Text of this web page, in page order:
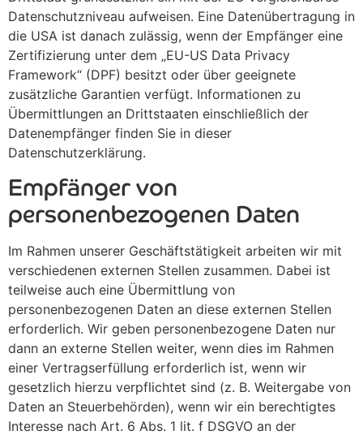
Datenschutzniveau aufweisen. Eine Datenübertragung in
die USA ist danach zulässig, wenn der Empfänger eine
Zertifizierung unter dem „EU-US Data Privacy
Framework“ (DPF) besitzt oder über geeignete
zusätzliche Garantien verfügt. Informationen zu
Übermittlungen an Drittstaaten einschließlich der
Datenempfänger finden Sie in dieser
Datenschutzerklärung.
Empfänger von
personenbezogenen Daten
Im Rahmen unserer Geschäftstätigkeit arbeiten wir mit
verschiedenen externen Stellen zusammen. Dabei ist
teilweise auch eine Übermittlung von
personenbezogenen Daten an diese externen Stellen
erforderlich. Wir geben personenbezogene Daten nur
dann an externe Stellen weiter, wenn dies im Rahmen
einer Vertragserfüllung erforderlich ist, wenn wir
gesetzlich hierzu verpflichtet sind (z. B. Weitergabe von
Daten an Steuerbehörden), wenn wir ein berechtigtes
Interesse nach Art. 6 Abs. 1 lit. f DSGVO an der